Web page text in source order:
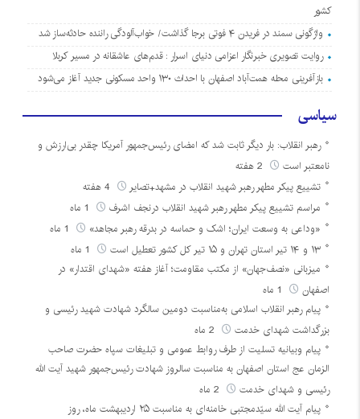
کشور
واژگونی سمند در فریدن ۴ فوتی برجا گذاشت/ خواب‌آلودگی راننده حادثه‌ساز شد
روایت تصویری خبرنگار اعزامی دنیای اسرار : قدم‌های عاشقانه در مسیر کربلا
بازآفرینی محله همت‌آباد اصفهان با احداث ۱۳۰ واحد مسکونی جدید آغاز می‌شود
سیاسی
رهبر انقلاب: بار دیگر ثابت شد که امضای رئیس‌جمهور آمریکا چقدر بی‌ارزش و
نامعتبر است
تشییع پیکر مطهر رهبر شهید انقلاب در مشهد+تصایر
مراسم تشییع پیکر مطهر رهبر شهید انقلاب درنجف اشرف
«وداعی به وسعت ایران؛ اشک و حماسه در بدرقه رهبر مجاهد»
۱۳ و ۱۴ تیر استان تهران و ۱۵ تیر کل کشور تعطیل است
میزبانی «نصف‌جهان» از مکتب مقاومت؛ آغاز هفته «شهدای اقتدار» در
اصفهان
پیام رهبر انقلاب اسلامی به‌مناسبت دومین سالگرد شهادت شهید رئیسی و
بزرگداشت شهدای خدمت
پیام وبیانیه تسلیت از طرف روابط عمومی و تبلیغات سپاه حضرت صاحب
الزمان عج استان اصفهان به مناسبت سالروز شهادت رئیس‌جمهور شهید آیت الله
رئیسی و شهدای خدمت
پیام آیت الله سیّدمجتبی خامنه‌ای به مناسبت ۲۵ اردیبهشت ماه، روز